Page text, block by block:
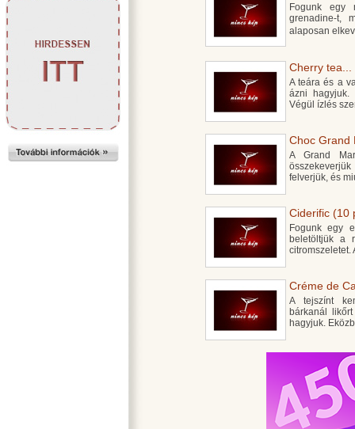
Fogunk egy
grenadine-t,
alaposan
Cherry tea...
A teára és a
ázni hagyjuk.
Végül ízlés
Choc Grand
A Grand
felverjük, és
Ciderific (10
Fogunk egy
beletöltjük a
citromszeletet.
Créme de
A tejszínt
bárkanál
hagyjuk.